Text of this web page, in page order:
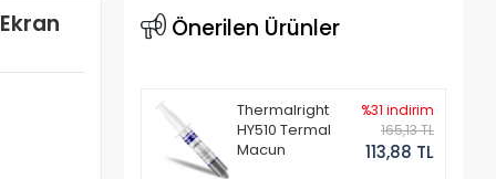
Önerilen Ürünler
Thermalright
HY510 Termal
Macun
%31 indirim
165,13 TL
113,88 TL